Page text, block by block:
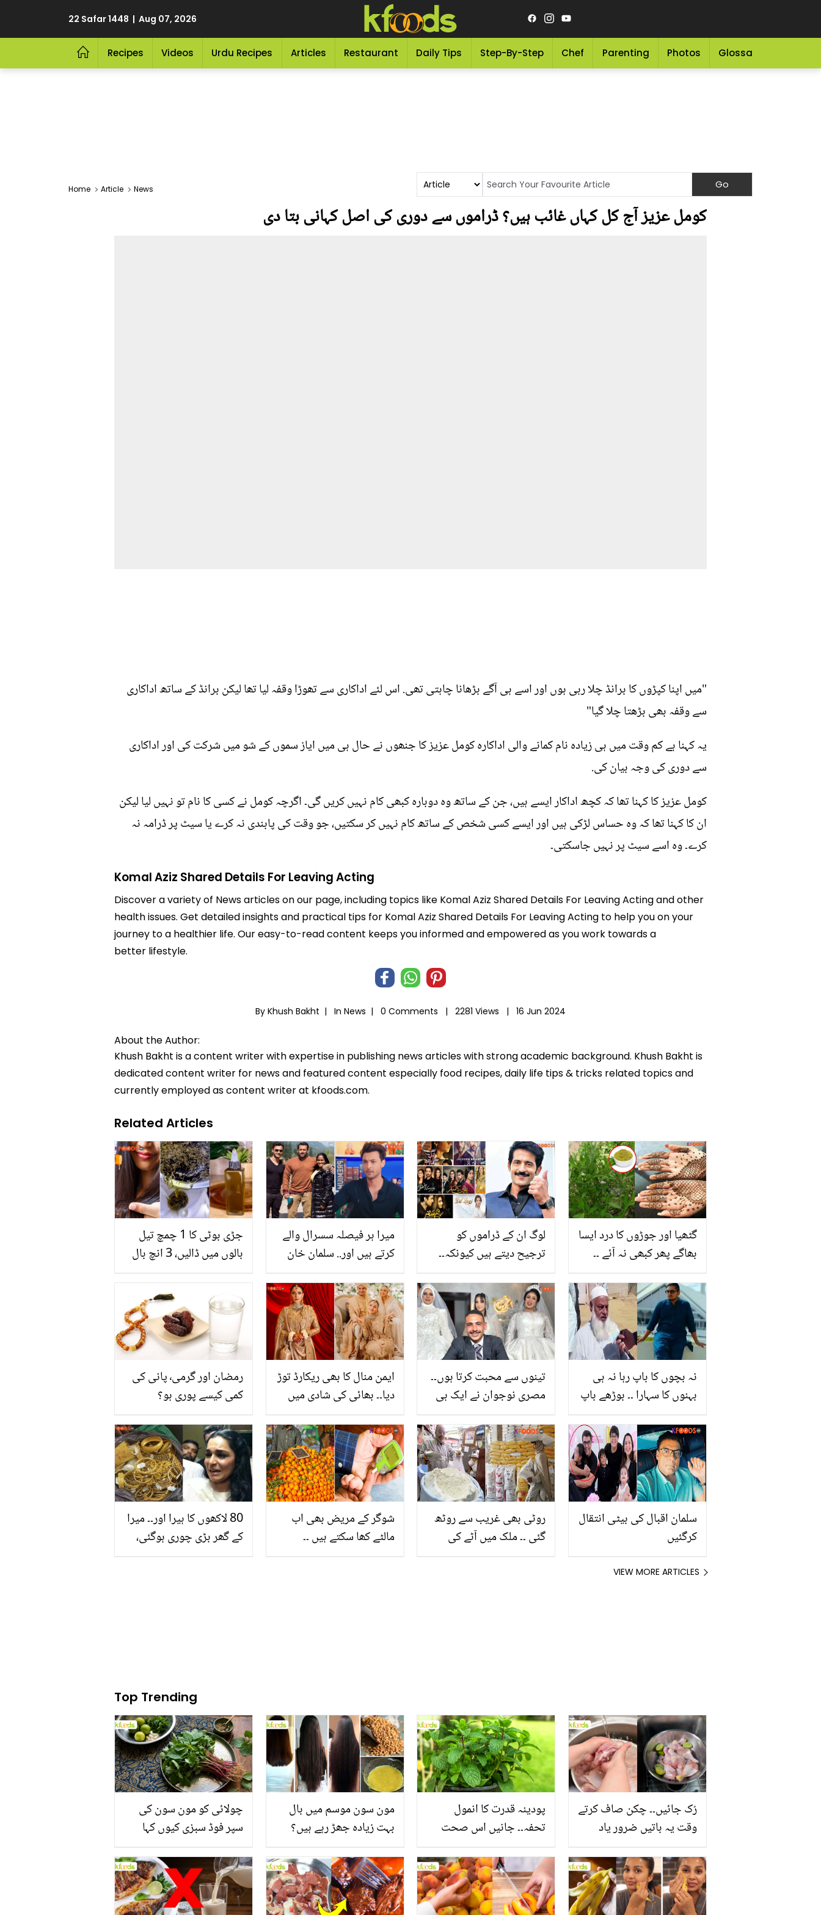
22 Safar 1448 | Aug 07, 2026
Recipes Videos Urdu Recipes Articles Restaurant Daily Tips Step-By-Step Chef Parenting Photos Glossary
Home Article News
کومل عزیز آج کل کہاں غائب ہیں؟ ڈراموں سے دوری کی اصل کہانی بتا دی
"میں اپنا کپڑوں کا برانڈ چلا رہی ہوں اور اسے ہی آگے بڑھانا چاہتی تھی. اس لئے اداکاری سے تھوڑا وقفہ لیا تھا لیکن برانڈ کے ساتھ اداکاری
سے وقفہ بھی بڑھتا چلا گیا"
یہ کہنا ہے کم وقت میں ہی زیادہ نام کمانے والی اداکارہ کومل عزیز کا جنھوں نے حال ہی میں ایاز سموں کے شو میں شرکت کی اور اداکاری
سے دوری کی وجہ بیان کی.
کومل عزیز کا کہنا تھا کہ کچھ اداکار ایسے ہیں، جن کے ساتھ وہ دوبارہ کبھی کام نہیں کریں گی۔ اگرچہ کومل نے کسی کا نام تو نہیں لیا لیکن
ان کا کہنا تھا کہ وہ حساس لڑکی ہیں اور ایسے کسی شخص کے ساتھ کام نہیں کر سکتیں، جو وقت کی پابندی نہ کرے یا سیٹ پر ڈرامہ نہ
کرے۔ وہ اسے سیٹ پر نہیں جاسکتی۔
Komal Aziz Shared Details For Leaving Acting
Discover a variety of News articles on our page, including topics like Komal Aziz Shared Details For Leaving Acting and other
health issues. Get detailed insights and practical tips for Komal Aziz Shared Details For Leaving Acting to help you on your
journey to a healthier life. Our easy-to-read content keeps you informed and empowered as you work towards a
better lifestyle.
By Khush Bakht | In News | 0 Comments | 2281 Views | 16 Jun 2024
About the Author:
Khush Bakht is a content writer with expertise in publishing news articles with strong academic background. Khush Bakht is
dedicated content writer for news and featured content especially food recipes, daily life tips & tricks related topics and
currently employed as content writer at kfoods.com.
Related Articles
جڑی بوٹی کا 1 چمچ تیل
بالوں میں ڈالیں، 3 انچ بال
دکھنے والی اس جڑی بوٹی
کا کیا نام ہے اور یہ کیسے
بال بڑھانے میں مدد دیتی
ہے؟
میرا ہر فیصلہ سسرال والے
کرتے ہیں اور.. سلمان خان
ساتھ کیا سلوک کرتے ہیں؟
لوگ ان کے ڈراموں کو
ترجیح دیتے ہیں کیونکہ۔۔
نے پاکستانی ڈراموں کی
تعریف کرتے ہوئے کیا کہا؟
گٹھیا اور جوڑوں کا درد ایسا
بھاگے پھر کبھی نہ آئے ۔۔
انگیز فوائس جسے جان کر
آج ہی یہ پودا گھر لے آئیں
گے
رمضان اور گرمی٬ پانی کی
کمی کیسے پوری ہو؟
ایمن منال کا بھی ریکارڈ توڑ
دیا۔۔ بھائی کی شادی میں
خان شدید تنقید کی زد میں
تینوں سے محبت کرتا ہوں۔۔
مصری نوجوان نے ایک ہی
لئے کیسے منایا؟
نہ بچوں کا باپ رہا نہ ہی
بہنوں کا سہارا ۔۔ بوڑھے باپ
جان لینے لے لی! دلخراش
واقعے نے محلے والوں کو
بھی رلا دیا
80 لاکھوں کا ہیرا اور۔۔ میرا
کے گھر بڑی چوری ہوگئی،
شوگر کے مریض بھی اب
مالٹے کھا سکتے ہیں ۔۔
روٹی بھی غریب سے روٹھ
گئی ۔۔ ملک میں آٹے کی
سلمان اقبال کی بیٹی انتقال
کرگئیں
VIEW MORE ARTICLES
Top Trending
چولائی کو مون سون کی
سپر فوڈ سبزی کیوں کہا
منرلز اور اینٹی آکسیڈنٹس
سے بھرپور اس سبزی کے
فائدے
مون سون موسم میں بال
بہت زیادہ جھڑ رہے ہیں؟
بنانے کے چند قدرتی طریقے
پودینہ قدرت کا انمول
تحفہ۔۔ جانیں اس صحت
انگیز طبی فوائد
رُک جائیں۔۔ چکن صاف کرتے
وقت یہ باتیں ضرور یاد